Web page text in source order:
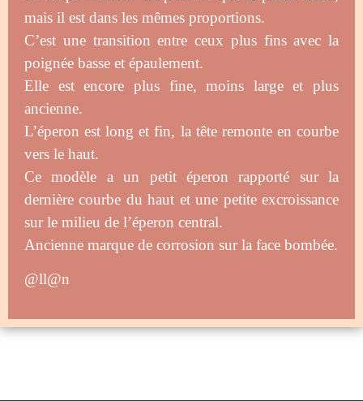
mais il est dans les mêmes proportions.
C’est une transition entre ceux plus fins avec la
poignée basse et épaulement.
Elle est encore plus fine, moins large et plus
ancienne.
L’éperon est long et fin, la tête remonte en courbe
vers le haut.
Ce modèle a un petit éperon rapporté sur la
dernière courbe du haut et une petite excroissance
sur le milieu de l’éperon central.
Ancienne marque de corrosion sur la face bombée.
@ll@n